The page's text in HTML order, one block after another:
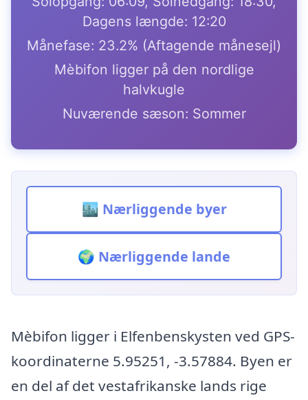
Dagens længde: 12:20
Månefase: 23.2% (Aftagende månesejl)
Mèbifon ligger på den nordlige
halvkugle
Nuværende sæson: Sommer
🏙️ Nærliggende byer
🌍 Nærliggende lande
Mèbifon ligger i Elfenbenskysten ved GPS-
koordinaterne 5.95251, -3.57884. Byen er
en del af det vestafrikanske lands rige